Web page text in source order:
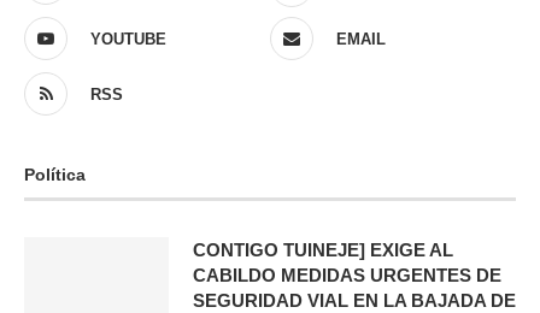
YOUTUBE EMAIL
RSS
Política
CONTIGO TUINEJE] EXIGE AL
CABILDO MEDIDAS URGENTES DE
SEGURIDAD VIAL EN LA BAJADA DE